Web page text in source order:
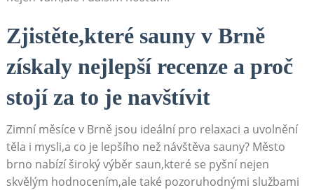
Zjistěte,které sauny v Brně
získaly nejlepší recenze a proč
stojí za to je navštívit
Zimní měsíce v Brně jsou ideální pro relaxaci a uvolnění
těla i mysli,a co je lepšího než návštěva sauny? Město
brno nabízí široký výběr saun,které se pyšní nejen
skvělým hodnocením,ale také pozoruhodnými službami